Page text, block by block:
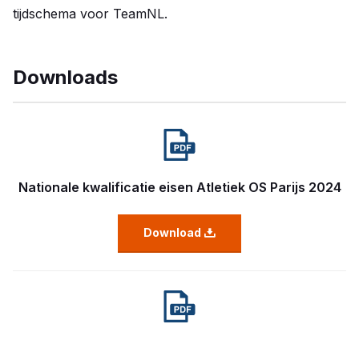
tijdschema voor TeamNL.
Downloads
Nationale kwalificatie eisen Atletiek OS Parijs 2024
Download